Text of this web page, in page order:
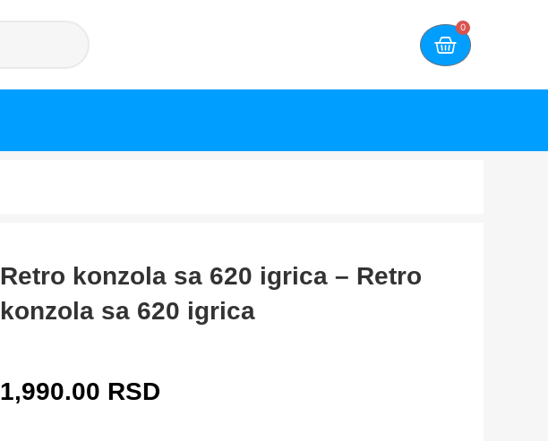
0
Retro konzola sa 620 igrica – Retro
konzola sa 620 igrica
1,990.00 RSD